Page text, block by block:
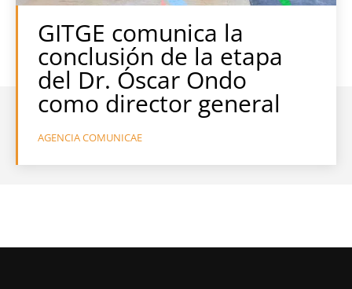
GITGE comunica la
conclusión de la etapa
del Dr. Óscar Ondo
como director general
AGENCIA COMUNICAE